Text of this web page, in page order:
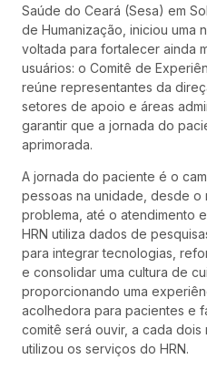
Saúde do Ceará (Sesa) em
de Humanização, iniciou uma
voltada para fortalecer ainda
usuários: o Comitê de
reúne representantes da
setores de apoio e áreas
garantir que a jornada do
aprimorada.
A jornada do paciente é o
pessoas na unidade, desde o
problema, até o atendimento
HRN utiliza dados de
para integrar tecnologias,
e consolidar uma cultura de
proporcionando uma
acolhedora para pacientes e
comitê será ouvir, a cada
utilizou os serviços do HRN.